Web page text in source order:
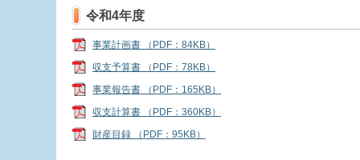
令和4年度
事業計画書 （PDF：84KB）
収支予算書 （PDF：78KB）
事業報告書 （PDF：165KB）
収支計算書 （PDF：360KB）
財産目録 （PDF：95KB）